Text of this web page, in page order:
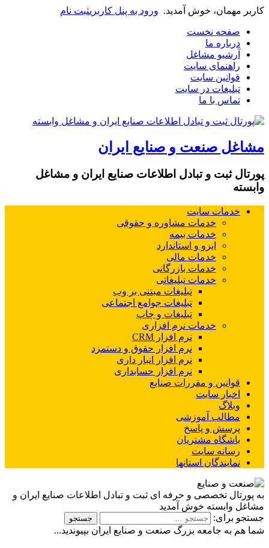
کاربر مهمان، خوش آمدید. ورود به پنل کاربریثبت نام
صفحه نخست
درباره ما
آرشیو مشاغل
راهنمای سایت
قوانین سایت
تبلیغات در سایت
تماس با ما
مشاغل صنعت و صنایع ایران
پورتال ثبت و تبادل اطلاعات صنایع ایران و مشاغل
وابسته
خدمات سایت
خدمات مشاوره و حقوقی
خدمات بیمه
ایزو و استاندارد
خدمات مالی
خدمات بازرگانی
خدمات تبلیغاتی
تبلیغات مبتنی بر وب
تبلیغات جوامع اجتماعی
تبلیغات و چاپ
خدمات نرم افزاری
نرم افزار CRM
نرم افزار حقوق و دستمزد
نرم افزار انبار داری
نرم افزار حسابداری
قوانین و مقررات صنایع
اخبار سایت
وبلاگ
مطالب آموزشی
پرسش و پاسخ
باشگاه مشتریان
رسانه سایت
نمایندگان استانها
به پورتال تخصصی و حرفه ای ثبت و تبادل اطلاعات صنایع ایران و
مشاغل وابسته خوش آمدید
جستجو برای:
شما هم به جامعه بزرگ صنعت و صنایع ایران بپیوندید...